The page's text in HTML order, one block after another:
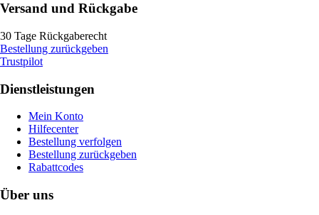
Versand und Rückgabe
30 Tage Rückgaberecht
Bestellung zurückgeben
Trustpilot
Dienstleistungen
Mein Konto
Hilfecenter
Bestellung verfolgen
Bestellung zurückgeben
Rabattcodes
Über uns